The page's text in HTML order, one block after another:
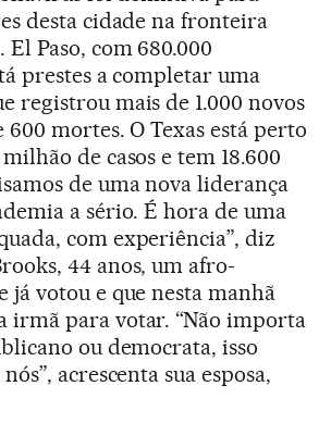
desta cidade na fronteira
Paso, com 680.000
prestes a completar uma
registrou mais de 1.000 novos
600 mortes. O Texas está perto
de casos e tem 18.600
de uma nova liderança
a sério. É hora de uma
com experiência”, diz
44 anos, um afro-
já votou e que nesta manhã
irmã para votar. “Não importa
ou democrata, isso
acrescenta sua esposa,